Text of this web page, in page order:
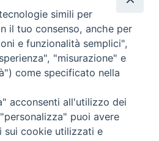
simili per
il tuo consenso, anche per
e funzionalità semplici",
"misurazione" e
come specificato nella
acconsenti all'utilizzo dei
puoi avere
sui cookie utilizzati e